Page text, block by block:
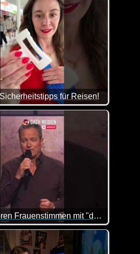
Spaß damit!
für Reisen!
könnten diese Tipps sehr
Männer hören Frauenstimmen mit "den Hoden"? Dieter Nuhr